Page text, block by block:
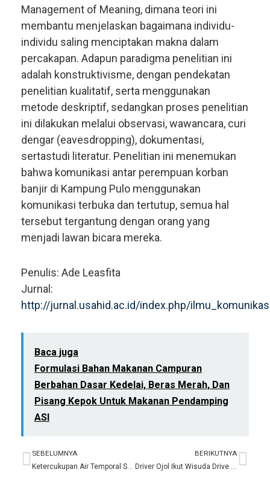
Management of Meaning, dimana teori ini
membantu menjelaskan bagaimana individu-
individu saling menciptakan makna dalam
percakapan. Adapun paradigma penelitian ini
adalah konstruktivisme, dengan pendekatan
penelitian kualitatif, serta menggunakan
metode deskriptif, sedangkan proses penelitian
ini dilakukan melalui observasi, wawancara, curi
dengar (eavesdropping), dokumentasi,
sertastudi literatur. Penelitian ini menemukan
bahwa komunikasi antar perempuan korban
banjir di Kampung Pulo menggunakan
komunikasi terbuka dan tertutup, semua hal
tersebut tergantung dengan orang yang
menjadi lawan bicara mereka.
Penulis: Ade Leasfita
Jurnal:
http://jurnal.usahid.ac.id/index.php/
Baca juga
Formulasi Bahan Makanan Campuran
Berbahan Dasar Kedelai, Beras Merah, Dan
Pisang Kepok Untuk Makanan Pendamping
ASI
Prev
SEBELUMNYA
BERIKUTNYA